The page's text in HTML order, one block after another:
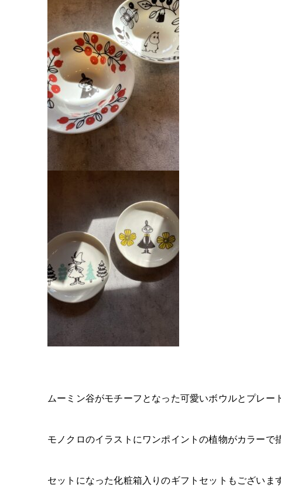
ムーミン谷がモチーフとなった可愛いボウルとプレー
モノクロのイラストにワンポイントの植物がカラーで
セットになった化粧箱入りのギフトセットもございま